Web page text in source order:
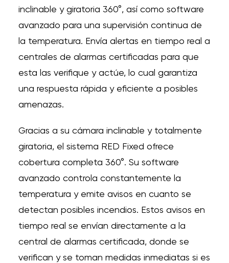
inclinable y giratoria 360°, así como software
avanzado para una supervisión continua de
la temperatura. Envía alertas en tiempo real a
centrales de alarmas certificadas para que
esta las verifique y actúe, lo cual garantiza
una respuesta rápida y eficiente a posibles
amenazas.
Gracias a su cámara inclinable y totalmente
giratoria, el sistema RED Fixed ofrece
cobertura completa 360°. Su software
avanzado controla constantemente la
temperatura y emite avisos en cuanto se
detectan posibles incendios. Estos avisos en
tiempo real se envían directamente a la
central de alarmas certificada, donde se
verifican y se toman medidas inmediatas si es